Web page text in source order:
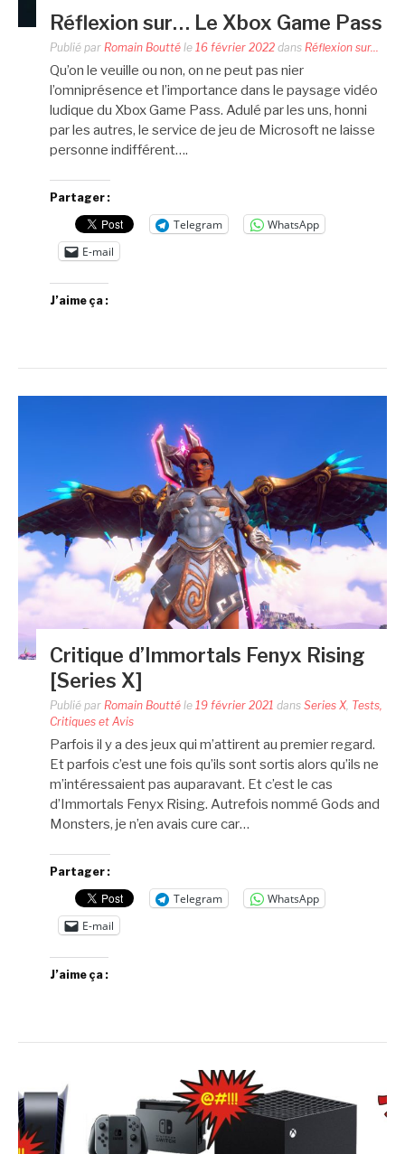
Réflexion sur… Le Xbox Game Pass
Publié par Romain Boutté le 16 février 2022 dans Réflexion sur...
Qu’on le veuille ou non, on ne peut pas nier
l’omniprésence et l’importance dans le paysage vidéo
ludique du Xbox Game Pass. Adulé par les uns, honni
par les autres, le service de jeu de Microsoft ne laisse
personne indifférent….
Partager :
Telegram
WhatsApp
E-mail
J’aime ça :
Critique d’Immortals Fenyx Rising
[Series X]
Publié par Romain Boutté le 19 février 2021 dans Series X Tests,
Critiques et Avis
Parfois il y a des jeux qui m’attirent au premier regard.
Et parfois c’est une fois qu’ils sont sortis alors qu’ils ne
m’intéressaient pas auparavant. Et c’est le cas
d’Immortals Fenyx Rising. Autrefois nommé Gods and
Monsters, je n’en avais cure car…
Partager :
Telegram
WhatsApp
E-mail
J’aime ça :